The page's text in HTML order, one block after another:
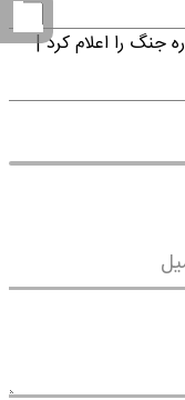
جنگ را اعلام کرد |